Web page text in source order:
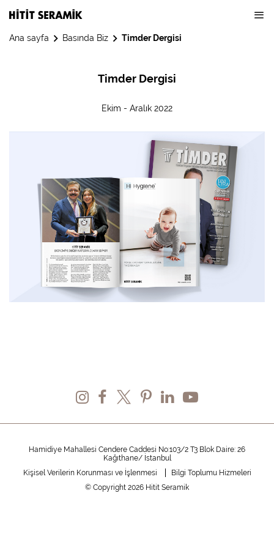
Ana sayfa Basında Biz Timder Dergisi
Timder Dergisi
Ekim - Aralık 2022
Hamidiye Mahallesi Cendere Caddesi No:103/2 T3 Blok Daire: 26
Kağıthane/ İstanbul
Kişisel Verilerin Korunması ve İşlenmesi
Bilgi Toplumu Hizmeleri
© Copyright 2026 Hitit Seramik